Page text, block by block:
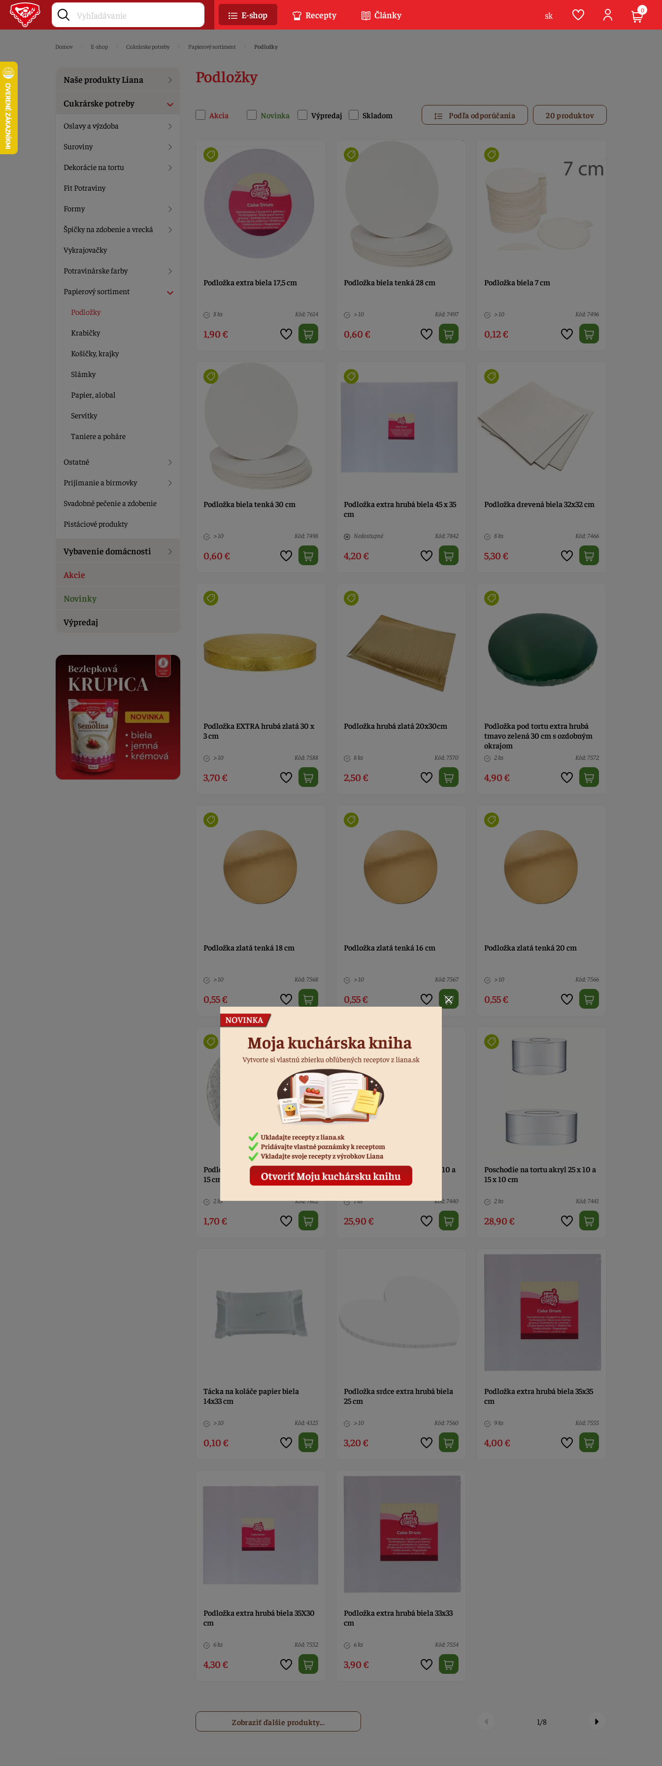
Domov E-shop Cukrárske potreby Papierový sortiment Podložky
Podložky
Akcia Novinka Výpredaj Skladom Podľa odporúčania 20 produktov
Podložka extra biela 17,5 cm
8 ks Kód: 7614
1,90 €
Podložka biela tenká 28 cm
> 10 Kód: 7497
0,60 €
Podložka biela 7 cm
> 10 Kód: 7496
0,12 €
Podložka biela tenká 30 cm
> 10 Kód: 7498
0,60 €
Podložka extra hrubá biela 45 x 35
cm
Nedostupné Kód: 7842
4,20 €
Podložka drevená biela 32x32 cm
8 ks Kód: 7466
5,30 €
Podložka EXTRA hrubá zlatá 30 x
3 cm
> 10 Kód: 7588
3,70 €
Podložka hrubá zlatá 20x30cm
8 ks Kód: 7570
2,50 €
Podložka pod tortu extra hrubá
tmavo zelená 30 cm s ozdobným
okrajom
2 ks Kód: 7572
4,90 €
Podložka zlatá tenká 18 cm
> 10 Kód: 7568
0,55 €
Podložka zlatá tenká 16 cm
> 10 Kód: 7567
0,55 €
Podložka zlatá tenká 20 cm
> 10 Kód: 7566
0,55 €
Podložka extra hrubá strieborná
15 cm
2 ks Kód: 7612
1,70 €
Poschodie na tortu akryl 25 x 10 a
15 x 5 cm
1 ks Kód: 7440
25,90 €
Poschodie na tortu akryl 25 x 10 a
15 x 10 cm
2 ks Kód: 7441
28,90 €
Tácka na koláče papier biela
14x33 cm
> 10 Kód: 4325
0,10 €
Podložka srdce extra hrubá biela
25 cm
> 10 Kód: 7560
3,20 €
Podložka extra hrubá biela 35x35
cm
9 ks Kód: 7555
4,00 €
Podložka extra hrubá biela 35X30
cm
6 ks Kód: 7552
4,30 €
Podložka extra hrubá biela 33x33
cm
6 ks Kód: 7554
3,90 €
1/8
Zobraziť ďalšie produkty...
Naše produkty Liana
Cukrárske potreby
Oslavy a výzdoba
Suroviny
Dekorácie na tortu
Fit Potraviny
Formy
Špičky na zdobenie a vrecká
Vykrajovačky
Potravinárske farby
Papierový sortiment
Podložky
Krabičky
Košíčky, krajky
Slámky
Papier, alobal
Servítky
Taniere a poháre
Ostatné
Prijímanie a birmovky
Svadobné pečenie a zdobenie
Pistáciové produkty
Vybavenie domácnosti
Akcie
Novinky
Výpredaj
E-shop Recepty Články sk 0